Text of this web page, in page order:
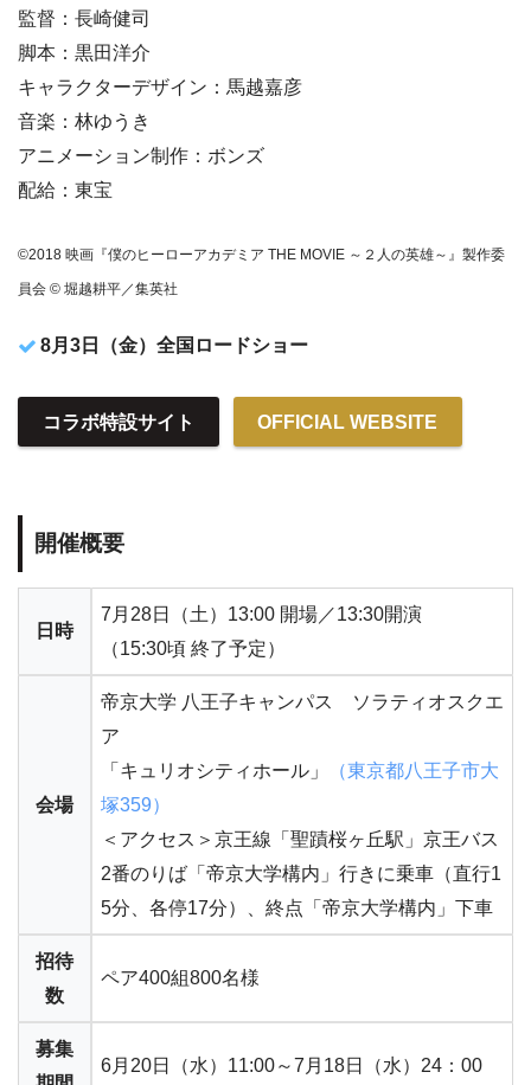
監督：長崎健司
脚本：黒田洋介
キャラクターデザイン：馬越嘉彦
音楽：林ゆうき
アニメーション制作：ボンズ
配給：東宝
©2018 映画『僕のヒーローアカデミア THE MOVIE ～２人の英雄～』製作委
員会 © 堀越耕平／集英社
8月3日（金）全国ロードショー
コラボ特設サイト OFFICIAL WEBSITE
開催概要
日時
7月28日（土）13:00 開場／13:30開演
（15:30頃 終了予定）
会場
帝京大学 八王子キャンパス ソラティオスクエ
ア
「キュリオシティホール」
（東京都八王子市大
塚359）
＜アクセス＞京王線「聖蹟桜ヶ丘駅」京王バス
2番のりば「帝京大学構内」行きに乗車（直行1
5分、各停17分）、終点「帝京大学構内」下車
招待
数
ペア400組800名様
募集
6月20日（水）11:00～7月18日（水）24：00